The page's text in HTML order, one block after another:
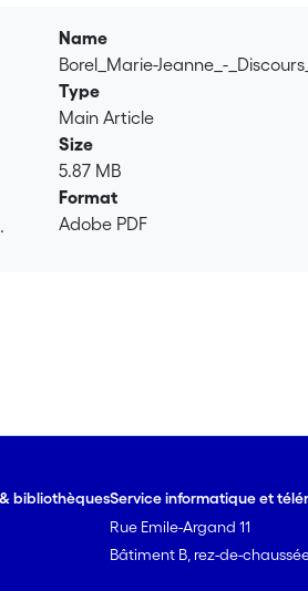
Name
Borel_Marie-Jeanne_-
Type
Main Article
Size
5.87 MB
Format
Adobe PDF
bibliothèquesService informatique et
Rue Emile-Argand 11
Bâtiment B, rez-de-